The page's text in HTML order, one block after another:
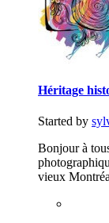
Héritage
Started by
Bonjour à
vieux